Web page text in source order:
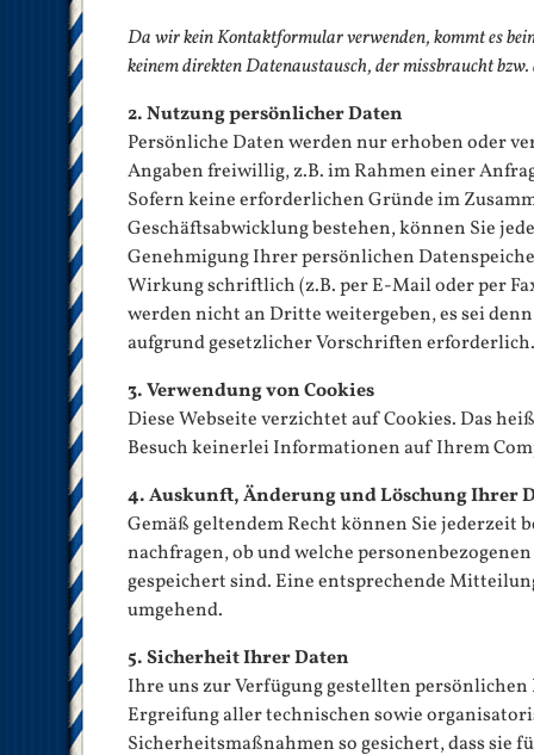
Da wir kein Kontaktformular verwenden, kommt es
keinem direkten Datenaustausch, der missbraucht bzw.
2. Nutzung persönlicher Daten
Persönliche Daten werden nur erhoben oder
Angaben freiwillig, z.B. im Rahmen einer
Sofern keine erforderlichen Gründe im
Geschäftsabwicklung bestehen, können Sie
Genehmigung Ihrer persönlichen
Wirkung schriftlich (z.B. per E-Mail oder per
werden nicht an Dritte weitergeben, es sei
aufgrund gesetzlicher Vorschriften erforderlich.
3. Verwendung von Cookies
Diese Webseite verzichtet auf Cookies. Das
Besuch keinerlei Informationen auf Ihrem
4. Auskunft, Änderung und Löschung Ihrer
Gemäß geltendem Recht können Sie jederzeit
nachfragen, ob und welche
gespeichert sind. Eine entsprechende
umgehend.
5. Sicherheit Ihrer Daten
Ihre uns zur Verfügung gestellten
Ergreifung aller technischen sowie
Sicherheitsmaßnahmen so gesichert, dass sie